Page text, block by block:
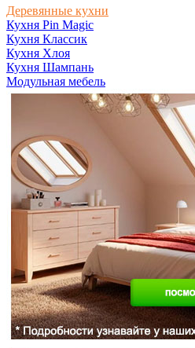
Деревянные кухни
Кухня Pin Magic
Кухня Классик
Кухня Хлоя
Кухня Шампань
Модульная мебель